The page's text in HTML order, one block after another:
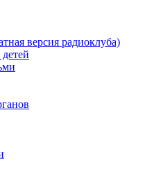
версия радиоклуба)